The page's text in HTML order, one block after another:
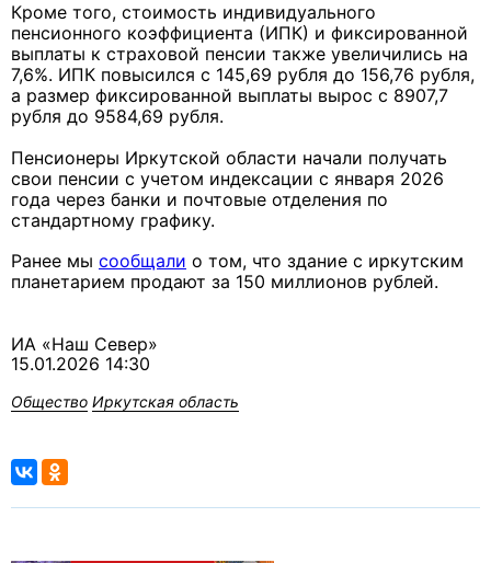
Кроме того, стоимость индивидуального
пенсионного коэффициента (ИПК) и фиксированной
выплаты к страховой пенсии также увеличились на
7,6%. ИПК повысился с 145,69 рубля до 156,76 рубля,
а размер фиксированной выплаты вырос с 8907,7
рубля до 9584,69 рубля.
Пенсионеры Иркутской области начали получать
свои пенсии с учетом индексации с января 2026
года через банки и почтовые отделения по
стандартному графику.
Ранее мы сообщали о том, что здание с иркутским
планетарием продают за 150 миллионов рублей.
ИА «Наш Север»
15.01.2026 14:30
Общество Иркутская область